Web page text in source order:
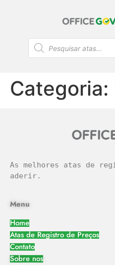
Categoria:
As melhores atas de
aderir.
Menu
Home
Atas de Registro de Preços
Contato
Sobre nos